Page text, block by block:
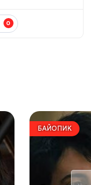
0
БАЙОПИК